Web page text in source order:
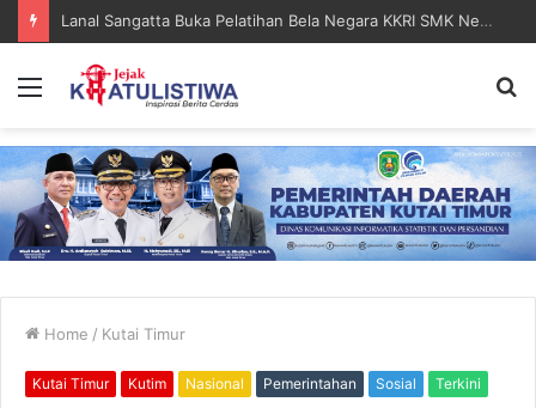
Lanal Sangatta Gelar Khitan Massal Gratis di Desa Muara Bengalon
Menu
Home / Kutai Timur
Kutai Timur Kutim Nasional Pemerintahan Sosial Terkini